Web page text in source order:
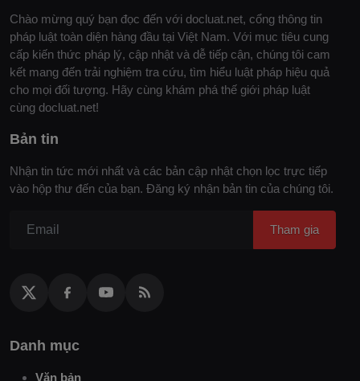
Chào mừng quý bạn đọc đến với docluat.net, cổng thông tin
pháp luật toàn diện hàng đầu tại Việt Nam. Với mục tiêu cung
cấp kiến thức pháp lý, cập nhật và dễ tiếp cận, chúng tôi cam
kết mang đến trải nghiệm tra cứu, tìm hiểu luật pháp hiệu quả
cho mọi đối tượng. Hãy cùng khám phá thế giới pháp luật
cùng docluat.net!
Bản tin
Nhận tin tức mới nhất và các bản cập nhật chọn lọc trực tiếp
vào hộp thư đến của bạn. Đăng ký nhận bản tin của chúng tôi.
Tham gia
Danh mục
Văn bản